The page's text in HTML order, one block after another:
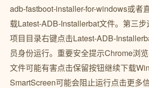
adb-fastboot-installer-for-windows或者
载Latest-ADB-Installerbat文件。第三
项目目录右键点击Latest-ADB-
员身份运行。重要安全提示Chrome浏
文件可能有害点击保留按钮继续下载
SmartScreen可能会阻止运行点击更多